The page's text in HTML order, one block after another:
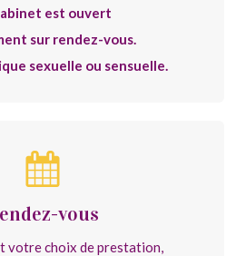
est ouvert
sur rendez-vous.
sexuelle ou sensuelle.
vous
votre choix de prestation,